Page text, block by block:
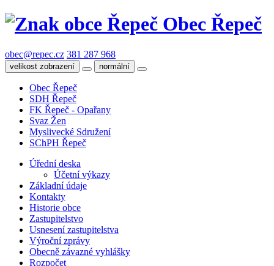
Obec Řepeč
obec@repec.cz 381 287 968
velikost zobrazení normální
Obec Řepeč
SDH Řepeč
FK Řepeč - Opařany
Svaz Žen
Myslivecké Sdružení
SChPH Řepeč
Úřední deska
Účetní výkazy
Základní údaje
Kontakty
Historie obce
Zastupitelstvo
Usnesení zastupitelstva
Výroční zprávy
Obecně závazné vyhlášky
Rozpočet